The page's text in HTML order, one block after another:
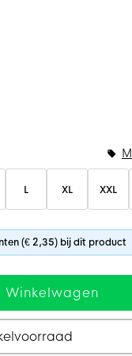
L XL XXL
(€ 2,35) bij dit product
Winkelwagen